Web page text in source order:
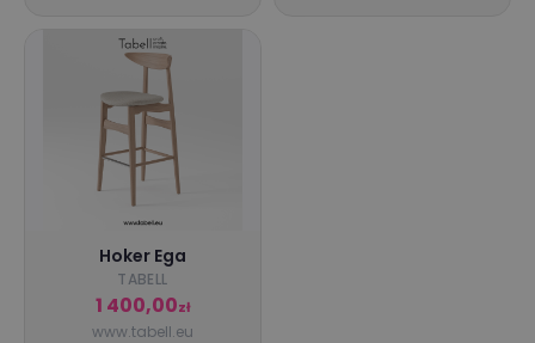
Hoker Ega
TABELL
1 400,00zł
www.tabell.eu